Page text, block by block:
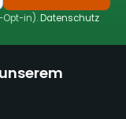
in).Datenschutz